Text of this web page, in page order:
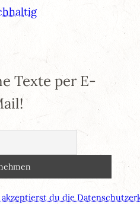
Texte per E-
du die